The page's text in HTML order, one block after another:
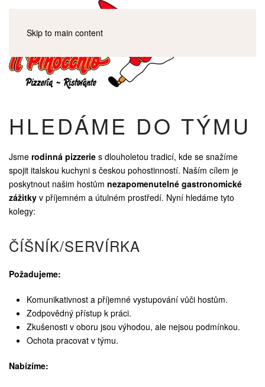
Skip to main content
HLEDÁME DO TÝMU
Jsme rodinná pizzerie s dlouholetou tradicí, kde se snažíme
spojit italskou kuchyni s českou pohostinností. Naším cílem je
poskytnout našim hostům nezapomenutelné gastronomické
zážitky v příjemném a útulném prostředí. Nyní hledáme tyto
kolegy:
ČÍŠNÍK/SERVÍRKA
Požadujeme:
Komunikativnost a příjemné vystupování vůči hostům.
Zodpovědný přístup k práci.
Zkušenosti v oboru jsou výhodou, ale nejsou podmínkou.
Ochota pracovat v týmu.
Nabízíme: